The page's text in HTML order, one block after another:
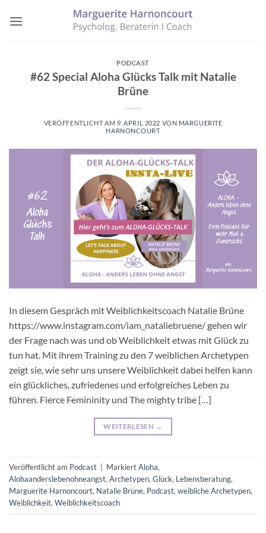
Inhalt
PODCAST
#62 Special Aloha Glücks Talk mit Natalie
Brüne
VERÖFFENTLICHT AM 9. APRIL 2022 VON MARGUERITE
HARNONCOURT
In diesem Gespräch mit Weiblichkeitscoach Natalie Brüne
https://www.instagram.com/iam_nataliebruene/ gehen wir
der Frage nach was und ob Weiblichkeit etwas mit Glück zu
tun hat. Mit ihrem Training zu den 7 weiblichen Archetypen
zeigt sie, wie sehr uns unsere Weiblichkeit dabei helfen kann
ein glückliches, zufriedenes und erfolgreiches Leben zu
führen. Fierce Femininity und The mighty tribe […]
WEITERLESEN →
Veröffentlicht am Podcast MarkiertAloha,
Alohaanderslebenohneangst, Archetypen, Glück, Lebensberatung,
Marguerite Harnoncourt, Natalie Brüne, Podcast, weibliche Archetypen,
Weiblichkeit, Weiblichkeitscoach